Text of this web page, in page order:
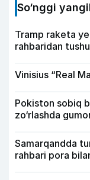
So‘nggi
Tramp raketa
rahbaridan
Vinisius “Real
Pokiston sobiq
zo‘rlashda
Samarqandda
rahbari pora